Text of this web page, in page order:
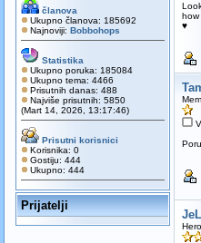
članova
Ukupno članova: 185692
Najnoviji: Bobbohops
Statistika
Ukupno poruka: 185084
Ukupno tema: 4466
Prisutnih danas: 488
Najviše prisutnih: 5850
(Mart 14, 2026, 13:17:46)
Prisutni korisnici
Korisnika: 0
Gostiju: 444
Ukupno: 444
Prijatelji
how
♥